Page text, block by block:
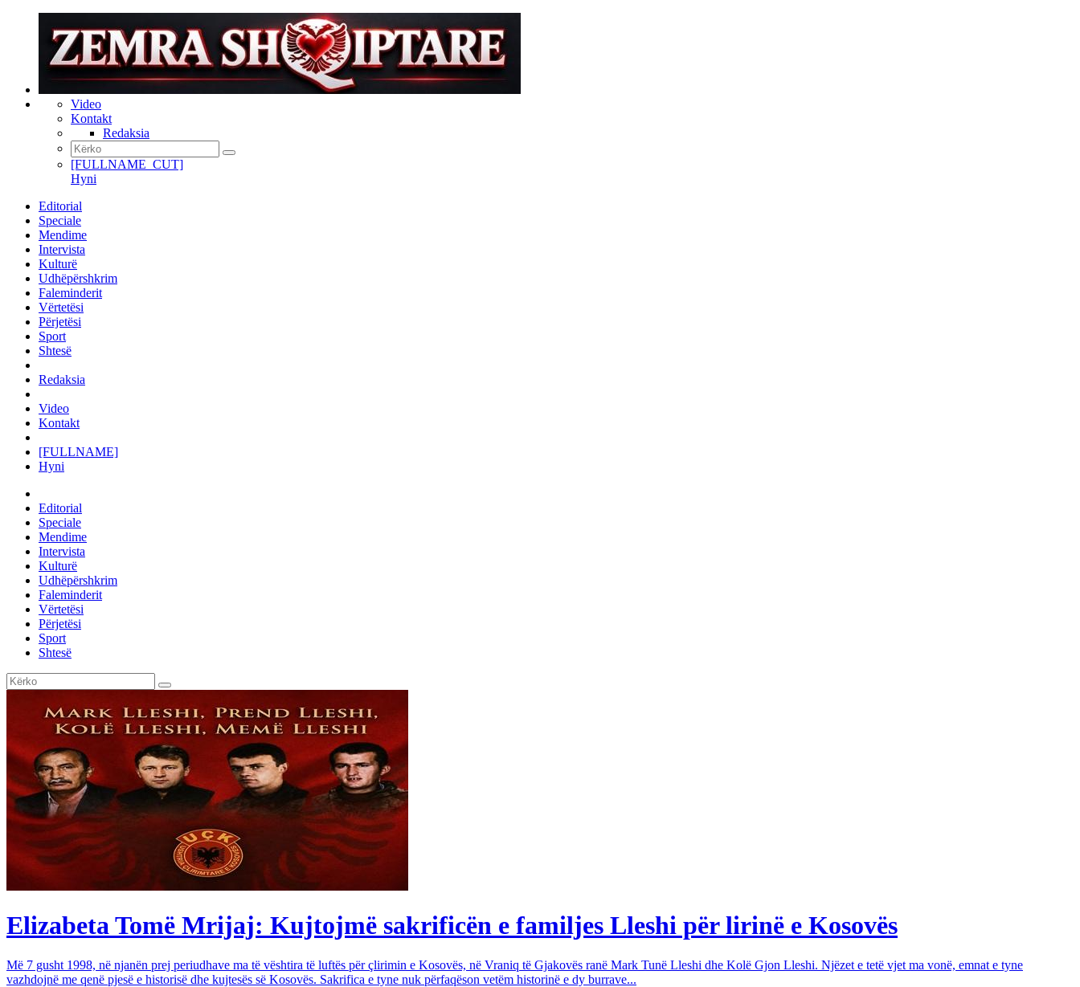
Video
Kontakt
Redaksia
[FULLNAME_CUT]
Hyni
Editorial
Speciale
Mendime
Intervista
Kulturë
Udhëpërshkrim
Faleminderit
Vërtetësi
Përjetësi
Sport
Shtesë
Redaksia
Video
Kontakt
[FULLNAME]
Hyni
Editorial
Speciale
Mendime
Intervista
Kulturë
Udhëpërshkrim
Faleminderit
Vërtetësi
Përjetësi
Sport
Shtesë
Elizabeta Tomë Mrijaj: Kujtojmë sakrificën e familjes Lleshi për lirinë e Kosovës
Më 7 gusht 1998, në njanën prej periudhave ma të vështira të luftës për çlirimin e Kosovës, në Vraniq të Gjakovës ranë Mark Tunë Lleshi dhe Kolë Gjon Lleshi. Njëzet e tetë vjet ma vonë, emnat e tyne
vazhdojnë me qenë pjesë e historisë dhe kujtesës së Kosovës. Sakrifica e tyne nuk përfaqëson vetëm historinë e dy burrave...